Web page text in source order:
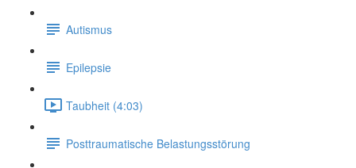
Autismus
Epilepsie
Taubheit (4:03)
Posttraumatische Belastungsstörung